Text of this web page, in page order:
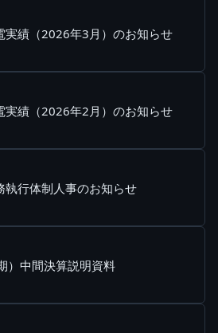
実績（2026年3月）のお知らせ
実績（2026年2月）のお知らせ
執行体制人事のお知らせ
）中間決算説明資料